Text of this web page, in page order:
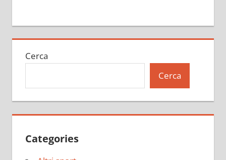
Cerca
Cerca
Categories